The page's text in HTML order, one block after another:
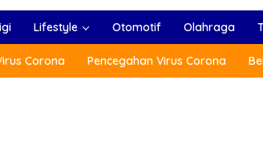
Lifestyle Otomotif Olahraga
Corona Pencegahan Virus Corona